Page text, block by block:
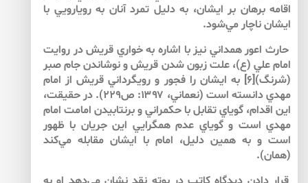
اقامه برهان بر ايشان، به دليل تمرد آنان به رويارويي با
ايشان ناچار مي‌شود.
حارث اعور همداني نيز با اشاره به خواري قريش در روايت
امام علي (ع)، علت زبون شدن قريش و نوشاندن جام صبر
(شرنگ)[۶] به ايشان را فجور و رويگرداني قريش از امام
مهدي دانسته است (نعماني، ۱۳۹۷: ص۲۲۹). در حقيقت،
اين اقدام، گوياي تقابل با حكمراني و برنتابيدن امامت امام
مهدي است و گوياي عدم همگرايي اين جريان با ظهور
است و به همين دليل، امام با ايشان مقابله مي‌كند
(همان).